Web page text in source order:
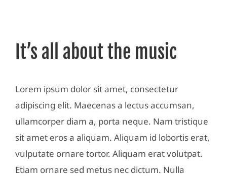
It’s all about the music
Lorem ipsum dolor sit amet, consectetur
adipiscing elit. Maecenas a lectus accumsan,
ullamcorper diam a, porta neque. Nam tristique
sit amet eros a aliquam. Aliquam id lobortis erat,
vulputate ornare tortor. Aliquam erat volutpat.
Etiam ornare sed metus nec dictum. Nulla